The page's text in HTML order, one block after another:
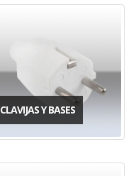
CLAVIJAS Y BASES